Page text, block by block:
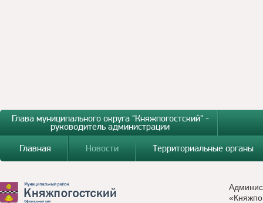
Глава муниципального округа "Княжпогостский" -
руководитель администрации
Главная
Новости Территориальные органы